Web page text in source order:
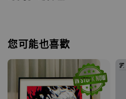
您可能也喜歡